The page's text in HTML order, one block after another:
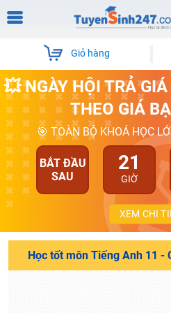
Giỏ hàng
💥 NGÀY HỘI TRẢ
THEO GIÁ
🎯 TOÀN BỘ KHOÁ HỌC
BẮT ĐẦU
SAU
21
GIỜ
XEM CHI
Học tốt môn Tiếng Anh 11 -